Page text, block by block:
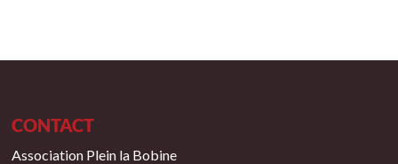
CONTACT
Association Plein la Bobine